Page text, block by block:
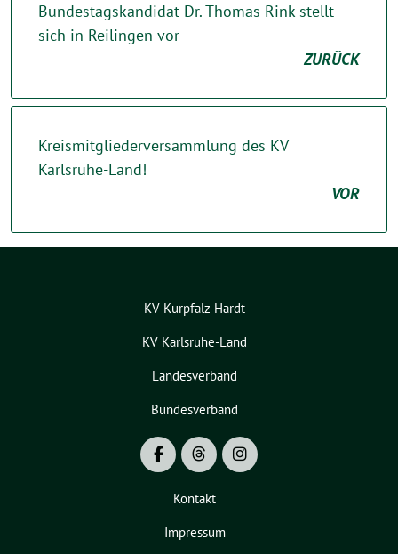
Bundestagskandidat Dr. Thomas Rink stellt
sich in Reilingen vor
ZURÜCK
Kreismitgliederversammlung des KV
Karlsruhe-Land!
VOR
KV Kurpfalz-Hardt
KV Karlsruhe-Land
Landesverband
Bundesverband
Kontakt
Impressum